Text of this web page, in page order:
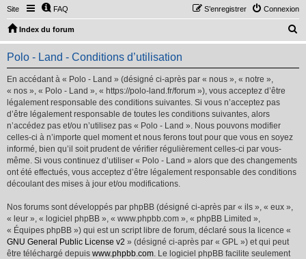
Site FAQ Connexion
S’enregistrer
Index du forum
e
Polo - Land - Conditions d’utilisation
En accédant à « Polo - Land » (désigné ci-après par « nous », « notre »,
« nos », « Polo - Land », « https://polo-land.fr/forum »), vous acceptez d’être
légalement responsable des conditions suivantes. Si vous n’acceptez pas
d’être légalement responsable de toutes les conditions suivantes, alors
n’accédez pas et/ou n’utilisez pas « Polo - Land ». Nous pouvons modifier
celles-ci à n’importe quel moment et nous ferons tout pour que vous en soyez
informé, bien qu’il soit prudent de vérifier régulièrement celles-ci par vous-
même. Si vous continuez d’utiliser « Polo - Land » alors que des changements
ont été effectués, vous acceptez d’être légalement responsable des conditions
découlant des mises à jour et/ou modifications.
Nos forums sont développés par phpBB (désigné ci-après par « ils », « eux »,
« leur », « logiciel phpBB », « www.phpbb.com », « phpBB Limited »,
« Équipes phpBB ») qui est un script libre de forum, déclaré sous la licence «
GNU General Public License v2 » (désigné ci-après par « GPL ») et qui peut
être téléchargé depuis www.phpbb.com. Le logiciel phpBB facilite seulement